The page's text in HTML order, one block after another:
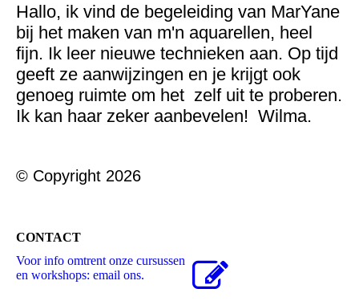
Hallo, ik vind de begeleiding van MarYane
bij het maken van m'n aquarellen, heel
fijn. Ik leer nieuwe technieken aan. Op tijd
geeft ze aanwijzingen en je krijgt ook
genoeg ruimte om het zelf uit te proberen.
Ik kan haar zeker aanbevelen! Wilma.
© Copyright 2026
CONTACT
Voor info omtrent onze cursussen
en workshops: email ons.